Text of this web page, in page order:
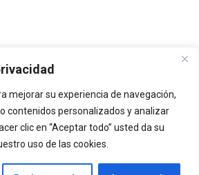
mejorar su experiencia de navegación,
contenidos personalizados y analizar
clic en “Aceptar todo” usted da su
uso de las cookies.
Política de Cookies Portal de
de Temas ¿Qué es Arkiplus?